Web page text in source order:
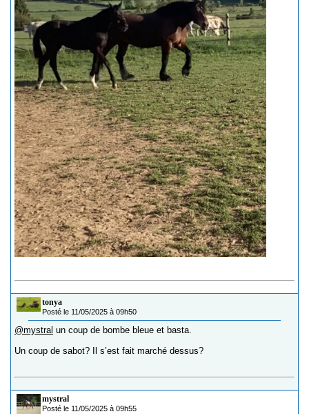
tonya
Posté le 11/05/2025 à 09h50
@mystral un coup de bombe bleue et basta.
Un coup de sabot? Il s’est fait marché dessus?
mystral
Posté le 11/05/2025 à 09h55